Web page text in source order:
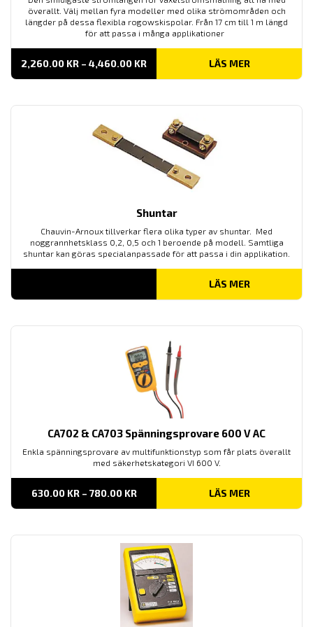
överallt. Välj mellan fyra modeller med olika strömområden och
längder på dessa flexibla rogowskispolar. Från 17 cm till 1 m längd
för att passa i många applikationer
2,260.00 KR – 4,460.00 KRPRISINTERVALL:
TILL
LÄS MER
Shuntar
Chauvin-Arnoux tillverkar flera olika typer av shuntar. Med
noggrannhetsklass 0,2, 0,5 och 1 beroende på modell. Samtliga
shuntar kan göras specialanpassade för att passa i din applikation.
LÄS MER
CA702 & CA703 Spänningsprovare 600 V AC
Enkla spänningsprovare av multifunktionstyp som får plats överallt
med säkerhetskategori VI 600 V.
630.00 KR – 780.00 KRPRISINTERVALL:
TILL
LÄS MER